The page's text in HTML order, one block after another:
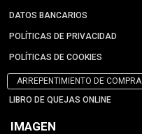
DATOS BANCARIOS
POLÍTICAS DE PRIVACIDAD
POLÍTICAS DE COOKIES
ARREPENTIMIENTO DE COMPRA
LIBRO DE QUEJAS ONLINE
IMAGEN